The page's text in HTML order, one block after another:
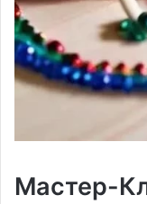
Мастер-